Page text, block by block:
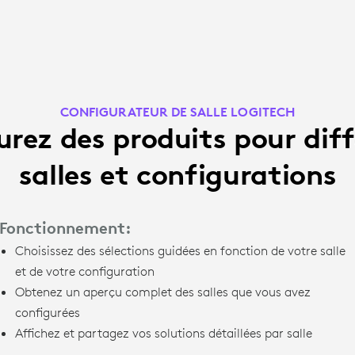
CONFIGURATEUR DE SALLE LOGITECH
des produits pour
salles et configurations
Fonctionnement:
Choisissez des sélections guidées en fonction de votre salle
et de votre configuration
Obtenez un aperçu complet des salles que vous avez
configurées
Affichez et partagez vos solutions détaillées par salle